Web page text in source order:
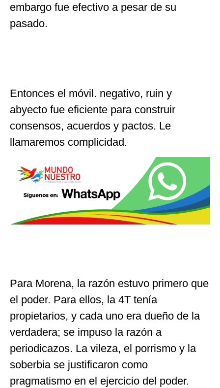
embargo fue efectivo a pesar de su
pasado.
Entonces el móvil. negativo, ruin y
abyecto fue eficiente para construir
consensos, acuerdos y pactos. Le
llamaremos complicidad.
Para Morena, la razón estuvo primero que
el poder. Para ellos, la 4T tenía
propietarios, y cada uno era dueño de la
verdadera; se impuso la razón a
periodicazos. La vileza, el porrismo y la
soberbia se justificaron como
pragmatismo en el ejercicio del poder.